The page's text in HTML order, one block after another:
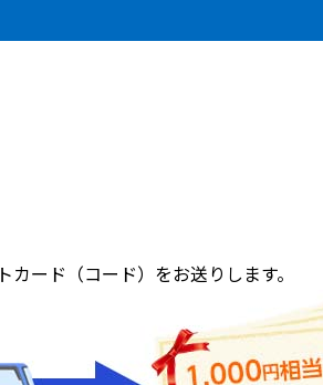
ード（コード）をお送りします。